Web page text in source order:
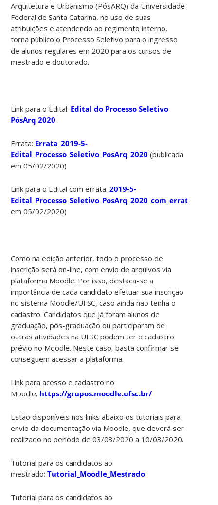
Arquitetura e Urbanismo (PósARQ) da Universidade
Federal de Santa Catarina, no uso de suas
atribuições e atendendo ao regimento interno,
torna público o Processo Seletivo para o ingresso
de alunos regulares em 2020 para os cursos de
mestrado e doutorado.
Link para o Edital: Edital do Processo Seletivo
PósArq 2020
Errata: Errata_2019-5-
Edital_Processo_Seletivo_PosArq_2020 (publicada
em 05/02/2020)
Link para o Edital com errata:2019-5-
Edital_Processo_Seletivo_PosArq_2020_com_errata
em 05/02/2020)
Como na edição anterior, todo o processo de
inscrição será on-line, com envio de arquivos via
plataforma Moodle. Por isso, destaca-se a
importância de cada candidato efetuar sua inscrição
no sistema Moodle/UFSC, caso ainda não tenha o
cadastro. Candidatos que já foram alunos de
graduação, pós-graduação ou participaram de
outras atividades na UFSC podem ter o cadastro
prévio no Moodle. Neste caso, basta confirmar se
conseguem acessar a plataforma:
Link para acesso e cadastro no
Moodle: https://grupos.moodle.ufsc.br/
Estão disponíveis nos links abaixo os tutoriais para
envio da documentação via Moodle, que deverá ser
realizado no período de 03/03/2020 a 10/03/2020.
Tutorial para os candidatos ao
mestrado:Tutorial_Moodle_Mestrado
Tutorial para os candidatos ao